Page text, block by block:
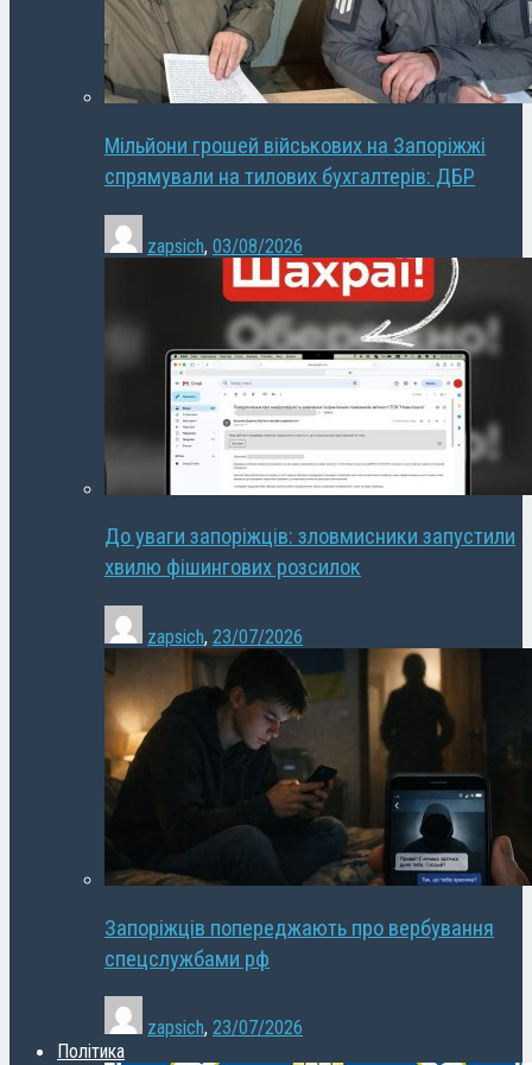
Мільйони грошей військових на Запоріжжі
спрямували на тилових бухгалтерів: ДБР
zapsich, 03/08/2026
До уваги запоріжців: зловмисники запустили
хвилю фішингових розсилок
zapsich, 23/07/2026
Запоріжців попереджають про вербування
спецслужбами рф
zapsich, 23/07/2026
Політика